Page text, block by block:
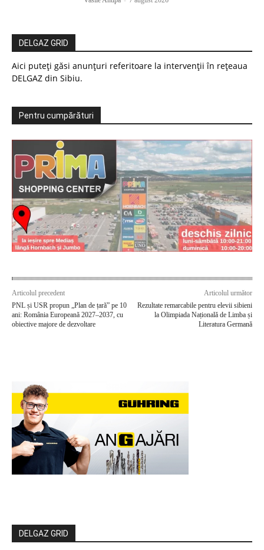
DELGAZ GRID
Aici puteți găsi anunțuri referitoare la intervenții în rețeaua
DELGAZ din Sibiu.
Pentru cumpărături
Articolul precedent
PNL și USR propun „Plan de țară” pe 10
ani: România Europeană 2027–2037, cu
obiective majore de dezvoltare
Articolul următor
Rezultate remarcabile pentru elevii sibieni
la Olimpiada Națională de Limba și
Literatura Germană
DELGAZ GRID